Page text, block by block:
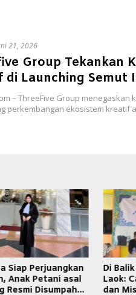
21, 2026
Group Tekankan
di Launching Semut
– ThreeFive Group menegaskan
perkembangan ekosistem kreatif
Tagangser
Pengabdian
Mengubah Tradisi
Suami
Janda